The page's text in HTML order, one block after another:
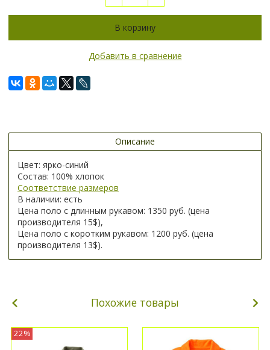
В корзину
Добавить в сравнение
Описание
Цвет: ярко-синий
Состав: 100% хлопок
Соответствие размеров
В наличии: есть
Цена поло с длинным рукавом: 1350 руб. (цена
производителя 15$),
Цена поло с коротким рукавом: 1200 руб. (цена
производителя 13$).
Похожие товары
22%